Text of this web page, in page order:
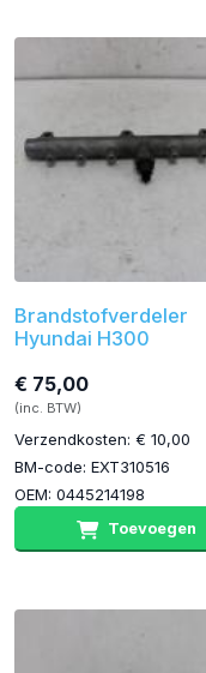
Brandstofverdeler
Hyundai H300
€ 75,00
(inc. BTW)
Verzendkosten: € 10,00
BM-code: EXT310516
OEM: 0445214198
Toevoegen